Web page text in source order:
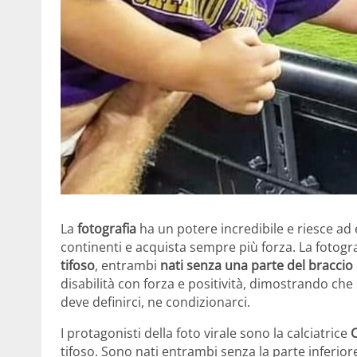
La fotografia ha un potere incredibile e riesce
continenti e acquista sempre più forza. La
tifoso, entrambi nati senza una parte del braccio
disabilità con forza e positività, dimostrando
deve definirci, ne condizionarci.
I protagonisti della foto virale sono la calciatrice
tifoso. Sono nati entrambi senza la parte